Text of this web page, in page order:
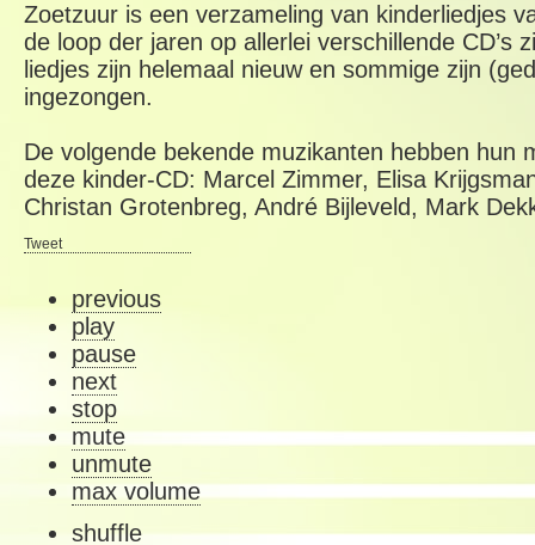
Zoetzuur is een verzameling van kinderliedjes
de loop der jaren op allerlei verschillende CD’s
liedjes zijn helemaal nieuw en sommige zijn
ingezongen.
De volgende bekende muzikanten hebben hun
deze kinder-CD: Marcel Zimmer, Elisa
Christan Grotenbreg, André Bijleveld, Mark
Tweet
previous
play
pause
next
stop
mute
unmute
max volume
shuffle